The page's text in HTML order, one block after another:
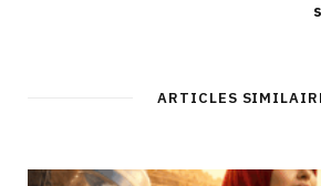
ARTICLES